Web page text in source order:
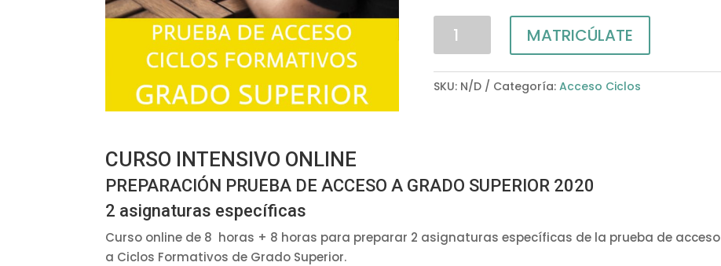
Intensivo
2
MATRICÚLATE
SKU: N/D Categoría: Acceso Ciclos
CURSO INTENSIVO ONLINE
PREPARACIÓN PRUEBA DE ACCESO A GRADO SUPERIOR 2020
2 asignaturas específicas
Curso online de 8 horas + 8 horas para preparar 2 asignaturas específicas de la prueba de acceso
a Ciclos Formativos de Grado Superior.